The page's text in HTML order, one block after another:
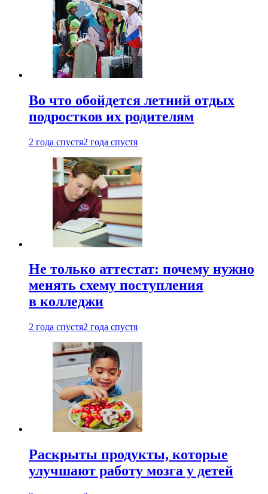
Во что обойдется летний отдых
подростков их родителям
2 года спустя2 года спустя
Не только аттестат: почему нужно
менять схему поступления
в колледжи
2 года спустя2 года спустя
Раскрыты продукты, которые
улучшают работу мозга у детей